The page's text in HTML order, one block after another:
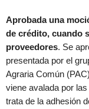
Aprobada una
de crédito, cuando
proveedores. Se
presentada por el
Agraria Común
viene avalada por
trata de la adhesión